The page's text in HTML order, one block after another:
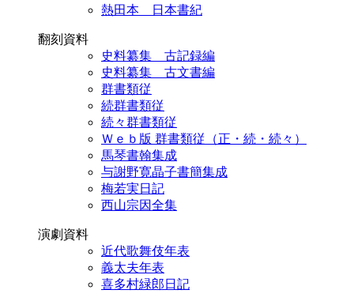
熱田本 日本書紀
翻刻資料
史料纂集 古記録編
史料纂集 古文書編
群書類従
続群書類従
続々群書類従
Ｗｅｂ版 群書類従（正・続・続々）
馬琴書翰集成
与謝野寛晶子書簡集成
梅若実日記
西山宗因全集
演劇資料
近代歌舞伎年表
義太夫年表
喜多村緑郎日記